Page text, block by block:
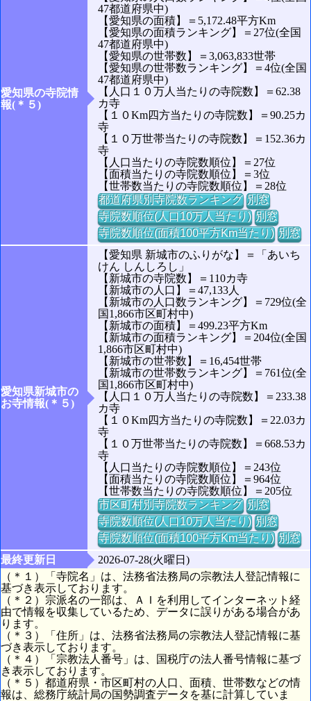
愛知県の寺院情
報(＊５)
47都道府県中)
【愛知県の面積】＝5,172.48平方Km
【愛知県の面積ランキング】＝27位(全国
47都道府県中)
【愛知県の世帯数】＝3,063,833世帯
【愛知県の世帯数ランキング】＝4位(全国
47都道府県中)
【人口１０万人当たりの寺院数】＝62.38
カ寺
【１０Km四方当たりの寺院数】＝90.25カ
寺
【１０万世帯当たりの寺院数】＝152.36カ
寺
【人口当たりの寺院数順位】＝27位
【面積当たりの寺院数順位】＝3位
【世帯数当たりの寺院数順位】＝28位
都道府県別寺院数ランキング 別窓
寺院数順位(人口10万人当たり) 別窓
寺院数順位(面積100平方Km当たり) 別窓
愛知県新城市の
お寺情報(＊５)
【愛知県 新城市のふりがな】＝「あいち
けん しんしろし」
【新城市の寺院数】＝110カ寺
【新城市の人口】＝47,133人
【新城市の人口数ランキング】＝729位(全
国1,866市区町村中)
【新城市の面積】＝499.23平方Km
【新城市の面積ランキング】＝204位(全国
1,866市区町村中)
【新城市の世帯数】＝16,454世帯
【新城市の世帯数ランキング】＝761位(全
国1,866市区町村中)
【人口１０万人当たりの寺院数】＝233.38
カ寺
【１０Km四方当たりの寺院数】＝22.03カ
寺
【１０万世帯当たりの寺院数】＝668.53カ
寺
【人口当たりの寺院数順位】＝243位
【面積当たりの寺院数順位】＝964位
【世帯数当たりの寺院数順位】＝205位
市区町村別寺院数ランキング 別窓
寺院数順位(人口10万人当たり) 別窓
寺院数順位(面積100平方Km当たり) 別窓
最終更新日
2026-07-28(火曜日)
（＊１）「寺院名」は、法務省法務局の宗教法人登記情報に
基づき表示しております。
（＊２）宗派名の一部は、ＡＩを利用してインターネット経
由で情報を収集しているため、データに誤りがある場合があ
ります。
（＊３）「住所」は、法務省法務局の宗教法人登記情報に基
づき表示しております。
（＊４）「宗教法人番号」は、国税庁の法人番号情報に基づ
き表示しております。
（＊５）都道府県・市区町村の人口、面積、世帯数などの情
報は、総務庁統計局の国勢調査データを基に計算していま